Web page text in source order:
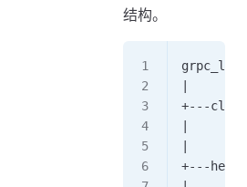
结构。
+---
+---hello